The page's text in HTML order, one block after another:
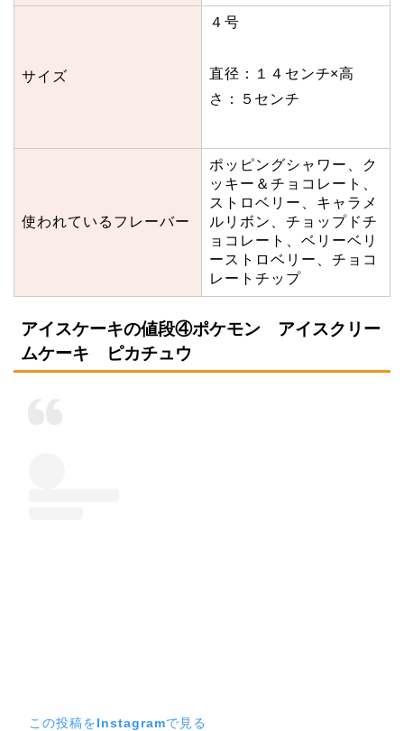
サイズ
４号
直径：１４センチ×高
さ：５センチ
使われているフレーバー
ポッピングシャワー、ク
ッキー＆チョコレート、
ストロベリー、キャラメ
ルリボン、チョップドチ
ョコレート、ベリーベリ
ーストロベリー、チョコ
レートチップ
アイスケーキの値段④ポケモン アイスクリー
ムケーキ ピカチュウ
この投稿をInstagramで見る